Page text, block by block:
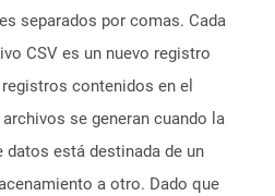
separados por comas. Cada
CSV es un nuevo registro
contenidos en el
se generan cuando la
datos está destinada de un
a otro. Dado que